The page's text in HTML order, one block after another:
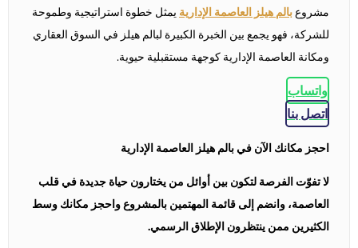
مشروعبالم هيلز العاصمة الإداريةيمثل خطوة استراتيجية وطموحة
للشركة، فهو يجمع بين الخبرة الكبيرة لبالم هيلز في السوق العقاري
ومكانة العاصمة الإدارية كوجهة مستقبلية حيوية.
واتساب
اتصل بنا
احجز مكانك الآن في بالم هيلز العاصمة الإدارية
لا تفوّت الفرصة لتكون بين أوائل من يختارون حياة جديدة في قلب
العاصمة، وانضم إلى قائمة المهتمين بالمشروع واحجز مكانك وسط
الكثيرين ممن ينتظرون الإطلاق الرسمي.